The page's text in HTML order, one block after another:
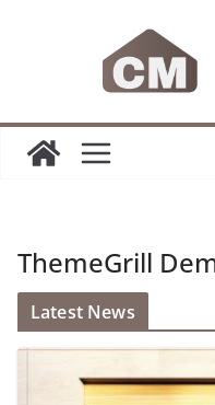
ThemeGrill
Latest News